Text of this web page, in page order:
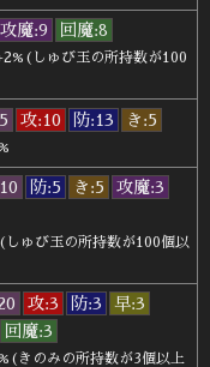
攻魔:9 回魔:8
しゅび玉の所持数が100
攻:10 防:13 き:5
防:5 き:5
攻魔:3
ゅび玉の所持数が100個以
攻:3 防:3
早:3
回魔:3
きのみの所持数が3個以上